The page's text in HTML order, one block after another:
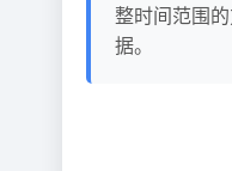
整时间范围
据。